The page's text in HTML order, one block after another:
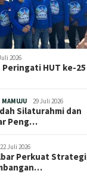
2026
HUT ke-25
MAMUJU 29 Juli 2026
Silaturahmi dan
Peng…
22 Juli 2026
Perkuat Strategi